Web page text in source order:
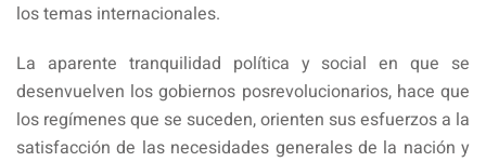
los temas internacionales.
La aparente tranquilidad política y social en que se
desenvuelven los gobiernos posrevolucionarios, hace que
los regímenes que se suceden, orienten sus esfuerzos a la
satisfacción de las necesidades generales de la nación y